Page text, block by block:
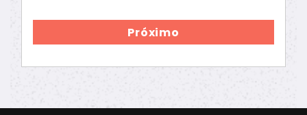
Próximo